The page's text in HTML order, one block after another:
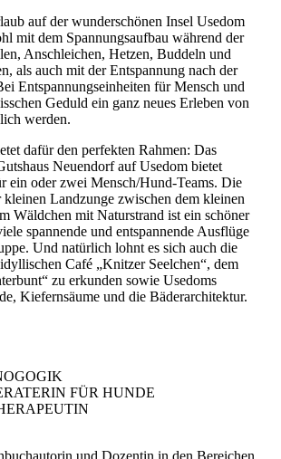
auf der wunderschönen Insel Usedom
mit dem Spannungsaufbau während der
Anschleichen, Hetzen, Buddeln und
als auch mit der Entspannung nach der
Entspannungseinheiten für Mensch und
Geduld ein ganz neues Erleben von
werden.
dafür den perfekten Rahmen: Das
Neuendorf auf Usedom bietet
ein oder zwei Mensch/Hund-Teams. Die
Landzunge zwischen dem kleinen
Wäldchen mit Naturstrand ist ein schöner
spannende und entspannende Ausflüge
Und natürlich lohnt es sich auch die
Café „Knitzer Seelchen“, dem
zu erkunden sowie Usedoms
Kiefernsäume und die Bäderarchitektur.
FÜR HUNDE